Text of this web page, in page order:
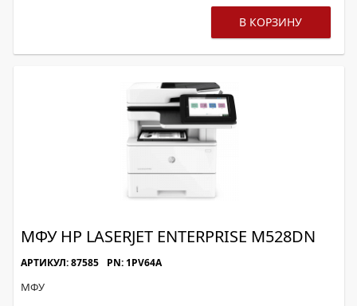
В КОРЗИНУ
МФУ HP LASERJET ENTERPRISE M528DN
АРТИКУЛ: 87585 PN: 1PV64A
МФУ